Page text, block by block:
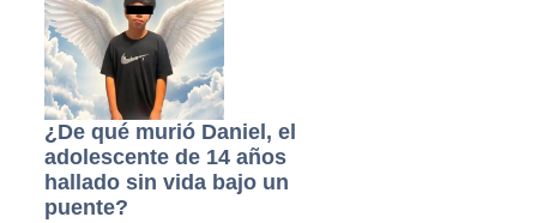
¿De qué murió Daniel, el
adolescente de 14 años
hallado sin vida bajo un
puente?